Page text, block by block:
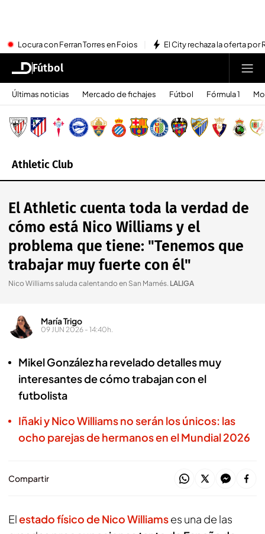
Locura con Ferran Torres en Foios El City rechaza la oferta por
Fútbol
Últimas noticias Mercado de fichajes Fútbol Fórmula 1
Athletic Club
El Athletic cuenta toda la verdad de
cómo está Nico Williams y el
problema que tiene: "Tenemos que
trabajar muy fuerte con él"
Nico Williams saluda calentando en San Mamés. LALIGA
María Trigo
09 JUN 2026 - 14:40h.
Mikel González ha revelado detalles muy
interesantes de cómo trabajan con el
futbolista
Iñaki y Nico Williams no serán los únicos: las
ocho parejas de hermanos en el Mundial 2026
Compartir
Elestado físico de Nico Williamses una de las